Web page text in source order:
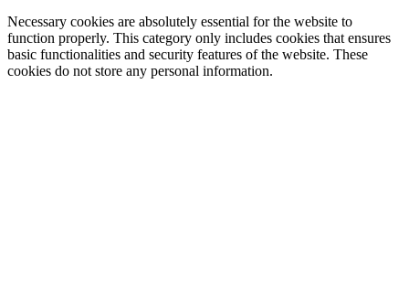
Necessary cookies are absolutely essential for the website to
function properly. This category only includes cookies that ensures
basic functionalities and security features of the website. These
cookies do not store any personal information.